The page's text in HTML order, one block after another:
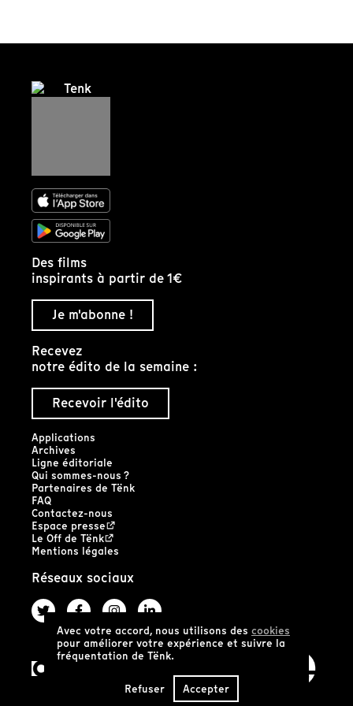
Avec votre accord, nous utilisons des cookies
pour améliorer votre expérience et suivre la
fréquentation de Tënk.
Refuser Accepter
Des films
inspirants à partir de 1€
Je m'abonne !
Recevez
notre édito de la semaine :
Recevoir l'édito
Applications
Archives
Ligne éditoriale
Qui sommes-nous ?
Partenaires de Tënk
FAQ
Contactez-nous
Espace presse
Le Off de Tënk
Mentions légales
Réseaux sociaux